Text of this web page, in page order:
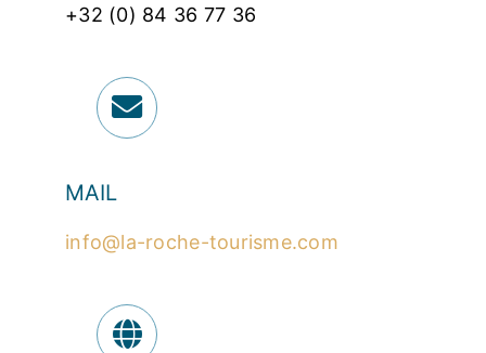
+32 (0) 84 36 77 36
MAIL
info@la-roche-tourisme.com